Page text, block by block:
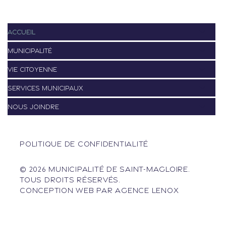
ACCUEIL
MUNICIPALITÉ
VIE CITOYENNE
SERVICES MUNICIPAUX
NOUS JOINDRE
POLITIQUE DE CONFIDENTIALITÉ
© 2026 MUNICIPALITÉ DE SAINT-MAGLOIRE.
TOUS DROITS RÉSERVÉS.
CONCEPTION WEB PARAGENCE LENOX